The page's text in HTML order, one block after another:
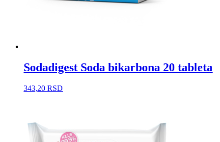
Sodadigest Soda bikarbona 20 tableta
343,20 RSD